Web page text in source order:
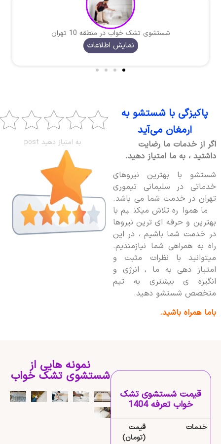
شستشوی تشک خواب در منطقه 10 تهران
نمایش اطلاعات
پاکیزگی با شستشو به
ارمغان می‌آید
اگر از خدمات ما رضایت
داشتید ، به ما امتیاز دهید.
شستشو با بهترین نیروهای
خدماتی در سلیمانی تیموری
تهران در خدمت شما می باشد.
ما همواره تلاش میکنیم با
بهترین و حرفه ای ترین نیروها
در خدمت شما باشیم ، در این
راه به همراهی شما نیازمندیم.
میتوانید با نظرات مثبت و
امتیاز دهی به ما ، انرژی و
انگیزه ی بیشتری به تیم
متخصص شستشو دهید.
باما همراه باشید.
به امتیاز دهید post
قیمت شستشوی تشک
خواب تعرفه 1404
خدمات
قیمت
(تومان)
نمونه هایی از
شستشوی تشک خواب